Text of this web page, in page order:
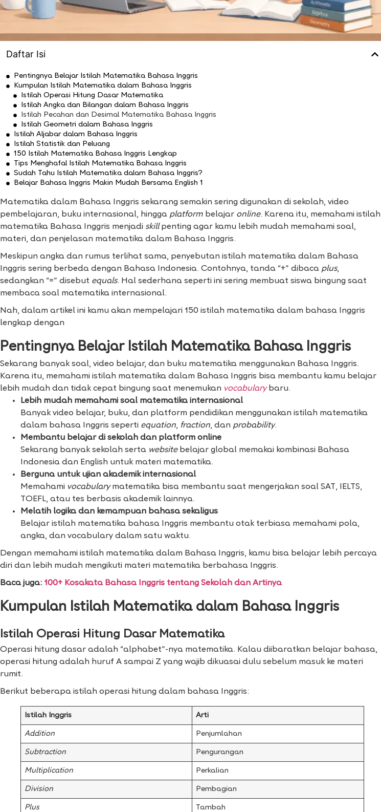
Daftar Isi
Pentingnya Belajar Istilah Matematika Bahasa Inggris
Kumpulan Istilah Matematika dalam Bahasa Inggris
Istilah Operasi Hitung Dasar Matematika
Istilah Angka dan Bilangan dalam Bahasa Inggris
Istilah Pecahan dan Desimal Matematika Bahasa Inggris
Istilah Geometri dalam Bahasa Inggris
Istilah Aljabar dalam Bahasa Inggris
Istilah Statistik dan Peluang
150 Istilah Matematika Bahasa Inggris Lengkap
Tips Menghafal Istilah Matematika Bahasa Inggris
Sudah Tahu Istilah Matematika dalam Bahasa Inggris?
Belajar Bahasa Inggris Makin Mudah Bersama English 1
Matematika dalam Bahasa Inggris sekarang semakin sering digunakan di sekolah, video
pembelajaran, buku internasional, hingga platform belajar online. Karena itu, memahami istilah
matematika Bahasa Inggris menjadi skillpenting agar kamu lebih mudah memahami soal,
materi, dan penjelasan matematika dalam Bahasa Inggris.
Meskipun angka dan rumus terlihat sama, penyebutan istilah matematika dalam Bahasa
Inggris sering berbeda dengan Bahasa Indonesia. Contohnya, tanda “+” dibaca plus,
sedangkan “=” disebut equals. Hal sederhana seperti ini sering membuat siswa bingung saat
membaca soal matematika internasional.
Nah, dalam artikel ini kamu akan mempelajari 150 istilah matematika dalam bahasa Inggris
lengkap dengan
Pentingnya Belajar Istilah Matematika Bahasa Inggris
Sekarang banyak soal, video belajar, dan buku matematika menggunakan Bahasa Inggris.
Karena itu, memahami istilah matematika dalam Bahasa Inggris bisa membantu kamu belajar
lebih mudah dan tidak cepat bingung saat menemukan vocabularybaru.
Lebih mudah memahami soal matematika internasional
Banyak video belajar, buku, dan platform pendidikan menggunakan istilah matematika
dalam bahasa Inggris seperti equation, fraction, dan probability.
Membantu belajar di sekolah dan platform online
Sekarang banyak sekolah serta websitebelajar global memakai kombinasi Bahasa
Indonesia dan English untuk materi matematika.
Berguna untuk ujian akademik internasional
Memahami vocabularymatematika bisa membantu saat mengerjakan soal SAT, IELTS,
TOEFL, atau tes berbasis akademik lainnya.
Melatih logika dan kemampuan bahasa sekaligus
Belajar istilah matematika bahasa Inggris membantu otak terbiasa memahami pola,
angka, dan vocabulary dalam satu waktu.
Dengan memahami istilah matematika dalam Bahasa Inggris, kamu bisa belajar lebih percaya
diri dan lebih mudah mengikuti materi matematika berbahasa Inggris.
Baca juga: 100+ Kosakata Bahasa Inggris tentang Sekolah dan Artinya
Kumpulan Istilah Matematika dalam Bahasa Inggris
Istilah Operasi Hitung Dasar Matematika
Operasi hitung dasar adalah “alphabet”-nya matematika. Kalau diibaratkan belajar bahasa,
operasi hitung adalah huruf A sampai Z yang wajib dikuasai dulu sebelum masuk ke materi
rumit.
Berikut beberapa istilah operasi hitung dalam bahasa Inggris:
Istilah Inggris Arti
Addition Penjumlahan
Subtraction Pengurangan
Multiplication Perkalian
Division Pembagian
Plus Tambah